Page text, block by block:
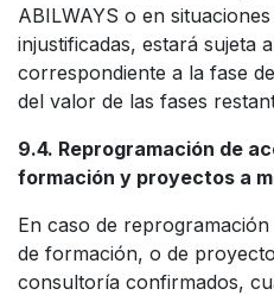
ABILWAYS o en
injustificadas, estará sujeta
correspondiente a la fase
del valor de las fases
9.4. Reprogramación de
formación y proyectos a
En caso de
de formación, o de
consultoría confirmados,